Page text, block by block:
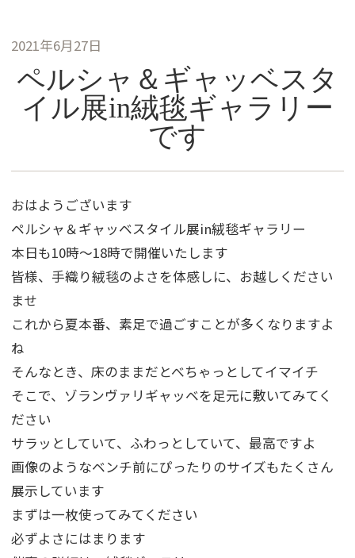
2021年6月27日
ペルシャ＆ギャッベスタ
イル展in絨毯ギャラリー
です
おはようございます
ペルシャ＆ギャッベスタイル展in絨毯ギャラリー
本日も10時～18時で開催いたします
皆様、手織り絨毯のよさを体感しに、お越しください
ませ
これから夏本番、素足で過ごすことが多くなりますよ
ね
そんなとき、床のままだとべちゃっとしてイマイチ
そこで、ゾランヴァリギャッベを足元に敷いてみてく
ださい
サラッとしていて、ふわっとしていて、最高ですよ
画像のようなベンチ前にぴったりのサイズもたくさん
展示しています
まずは一枚使ってみてください
必ずよさにはまります